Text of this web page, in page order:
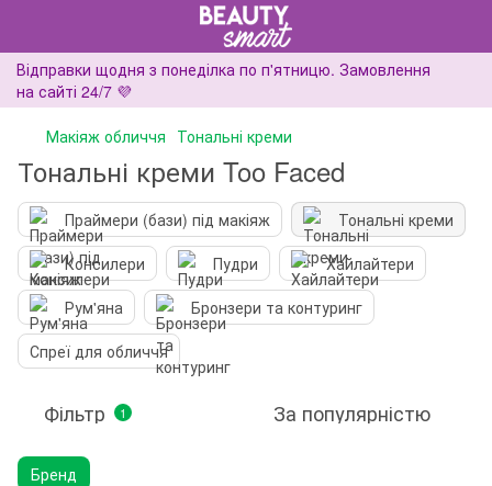
Відправки щодня з понеділка по п'ятницю. Замовлення
на сайті 24/7 💜
Макіяж обличчя Тональні креми
Тональні креми Too Faced
Праймери (бази) під макіяж
Тональні креми
Консилери
Пудри
Хайлайтери
Рум'яна
Бронзери та контуринг
Спреї для обличчя
Фільтр 1 За популярністю
Бренд